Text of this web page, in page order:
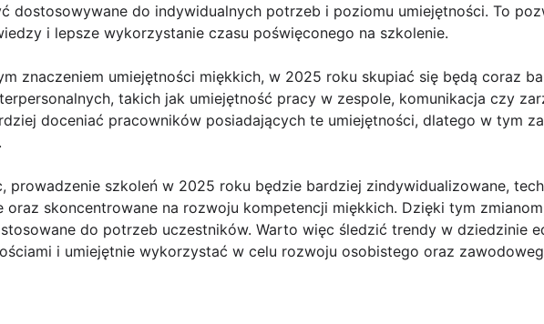
dostosowywane do indywidualnych potrzeb i poziomu umiejętności. To
i lepsze wykorzystanie czasu poświęconego na szkolenie.
znaczeniem umiejętności miękkich, w 2025 roku skupiać się będą coraz
takich jak umiejętność pracy w zespole, komunikacja czy
doceniać pracowników posiadających te umiejętności, dlatego w tym
prowadzenie szkoleń w 2025 roku będzie bardziej zindywidualizowane,
oraz skoncentrowane na rozwoju kompetencji miękkich. Dzięki tym
do potrzeb uczestników. Warto więc śledzić trendy w dziedzinie
i umiejętnie wykorzystać w celu rozwoju osobistego oraz